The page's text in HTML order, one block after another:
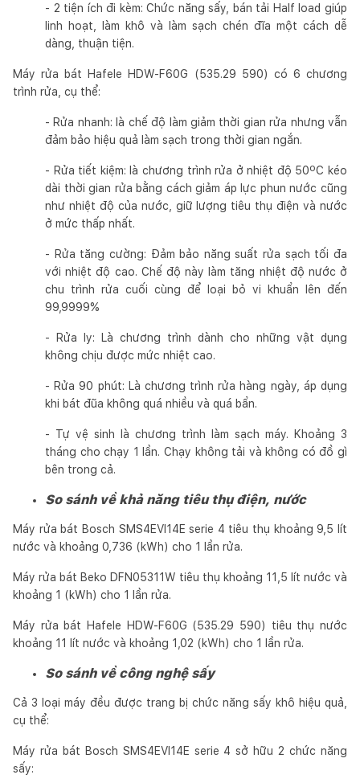
- 2 tiện ích đi kèm: Chức năng sấy, bán tải Half load giúp
linh hoạt, làm khô và làm sạch chén đĩa một cách dễ
dàng, thuận tiện.
Máy rửa bát Hafele HDW-F60G (535.29 590) có 6 chương
trình rửa, cụ thể:
- Rửa nhanh: là chế độ làm giảm thời gian rửa nhưng vẫn
đảm bảo hiệu quả làm sạch trong thời gian ngắn.
- Rửa tiết kiệm: là chương trình rửa ở nhiệt độ 50ºC kéo
dài thời gian rửa bằng cách giảm áp lực phun nước cũng
như nhiệt độ của nước, giữ lượng tiêu thụ điện và nước
ở mức thấp nhất.
- Rửa tăng cường: Đảm bảo năng suất rửa sạch tối đa
với nhiệt độ cao. Chế độ này làm tăng nhiệt độ nước ở
chu trình rửa cuối cùng để loại bỏ vi khuẩn lên đến
99,9999%
- Rửa ly: Là chương trình dành cho những vật dụng
không chịu được mức nhiệt cao.
- Rửa 90 phút: Là chương trình rửa hàng ngày, áp dụng
khi bát đũa không quá nhiều và quá bẩn.
- Tự vệ sinh là chương trình làm sạch máy. Khoảng 3
tháng cho chạy 1 lần. Chạy không tải và không có đồ gì
bên trong cả.
So sánh về khả năng tiêu thụ điện, nước
Máy rửa bát Bosch SMS4EVI14E serie 4 tiêu thụ khoảng 9,5 lít
nước và khoảng 0,736 (kWh) cho 1 lần rửa.
Máy rửa bát Beko DFN05311W tiêu thụ khoảng 11,5 lít nước và
khoảng 1 (kWh) cho 1 lần rửa.
Máy rửa bát Hafele HDW-F60G (535.29 590) tiêu thụ nước
khoảng 11 lít nước và khoảng 1,02 (kWh) cho 1 lần rửa.
So sánh về công nghệ sấy
Cả 3 loại máy đều được trang bị chức năng sấy khô hiệu quả,
cụ thể:
Máy rửa bát Bosch SMS4EVI14E serie 4 sở hữu 2 chức năng
sấy: